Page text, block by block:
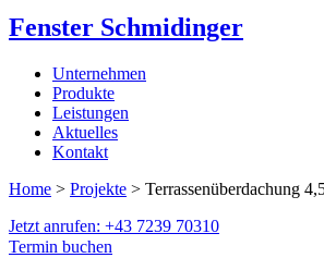
Fenster Schmidinger
Unternehmen
Produkte
Leistungen
Aktuelles
Kontakt
Home > Projekte > Terrassenüberdachung
Jetzt anrufen: +43 7239 70310
Termin buchen